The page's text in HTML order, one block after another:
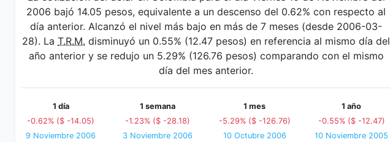
2006 bajó 14.05 pesos, equivalente a un descenso del 0.62% con respecto al
día anterior. Alcanzó el nivel más bajo en más de 7 meses (desde 2006-03-
28). La T.R.M. disminuyó un 0.55% (12.47 pesos) en referencia al mismo día del
año anterior y se redujo un 5.29% (126.76 pesos) comparando con el mismo
día del mes anterior.
1 día
-0.62% ($ -14.05)
9 Noviembre 2006
1 semana
-1.23% ($ -28.18)
3 Noviembre 2006
1 mes
-5.29% ($ -126.76)
10 Octubre 2006
1 año
-0.55% ($ -12.47)
10 Noviembre 2005